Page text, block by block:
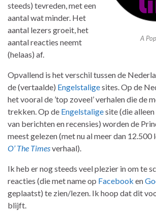
A
steeds) tevreden, met een
aantal wat minder. Het
aantal lezers groeit, het
aantal reacties neemt
(helaas) af.
Opvallend is het verschil tussen de
de (vertaalde) Engelstaligesites. Op de
het vooral de ’top zoveel’ verhalen die de
trekken. Op de Engelstaligesite (die
van berichten en recensies) worden de
meest gelezen (met nu al meer dan 12.500
O’ The Timesverhaal).
Ik heb er nog steeds veel plezier in om te
reacties (die met name op Facebook en
geplaatst) te zien/lezen. Ik hoop dat dit
blijft.